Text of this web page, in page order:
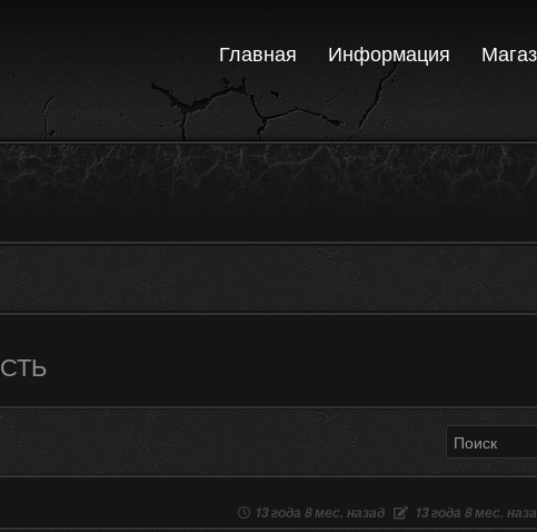
Главная Информация
13 года 8 мес. назад 13 года 8 мес.